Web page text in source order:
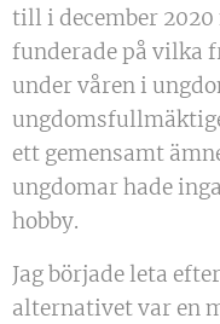
till i december 2020
funderade på vilka
under våren i
ett gemensamt
ungdomar hade
hobby.
Jag började leta
alternativet var en